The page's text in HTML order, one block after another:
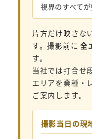
視界のすべて
片方だけ映さな
す。撮影前に全
す。
当社では打合せ
エリアを業種・
ご案内します。
撮影当日の現